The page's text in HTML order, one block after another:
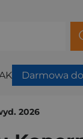
Darmowa
2026